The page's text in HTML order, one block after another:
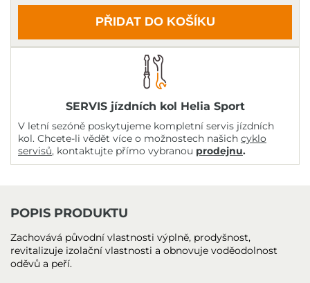
PŘIDAT DO KOŠÍKU
SERVIS jízdních kol Helia Sport
V letní sezóně poskytujeme kompletní servis jízdních
kol. Chcete-li vědět více o možnostech našich cyklo
servisů, kontaktujte přímo vybranou prodejnu.
POPIS PRODUKTU
Zachovává původní vlastnosti výplně, prodyšnost,
revitalizuje izolační vlastnosti a obnovuje voděodolnost
oděvů a peří.